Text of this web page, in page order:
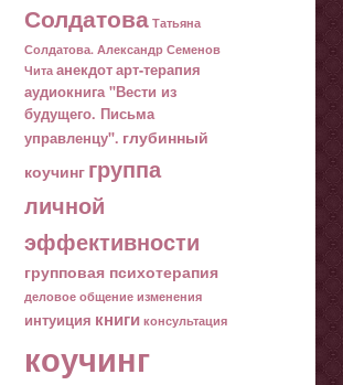
Солдатова Татьяна
Солдатова. Александр Семенов
Чита анекдотарт-терапия
аудиокнига "Вести из
будущего. Письма
управленцу". глубинный
коучинг группа
личной
эффективности
групповая психотерапия
деловое общение изменения
интуиция книги консультация
коучинг